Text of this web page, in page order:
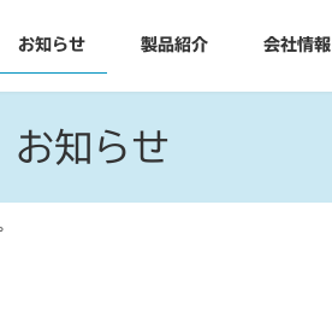
お知らせ 製品紹介 会社情報
お知らせ